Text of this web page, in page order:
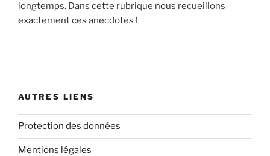
longtemps. Dans cette rubrique nous recueillons
exactement ces anecdotes !
AUTRES LIENS
Protection des données
Mentions légales